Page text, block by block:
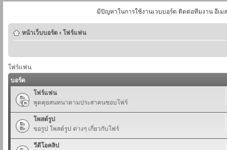
มีปัญหาในการใช้งานเวบบอร์ด ติดต่อทีมงาน อีเม
หน้าเว็บบอร์ด ‹ โฟร์แฟน
โฟร์แฟน
บอร์ด
โฟร์แฟน
พูดคุยสนทนาตามประสาคนชอบโฟร์
โพสต์รูป
ขอรูป โพสต์รูป ต่างๆ เกี่ยวกับโฟร์
วีดีโอคลิป